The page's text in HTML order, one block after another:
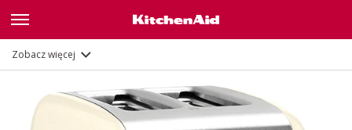
Zobacz więcej